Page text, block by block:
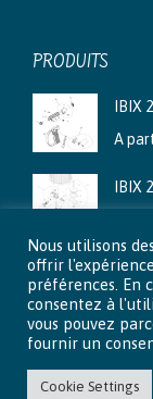
PRODUITS
IBIX
A
IBIX
Ibix 9
A
© 2015 - 2026
Nous utilisons
offrir
préférences. En
consentez à
vous pouvez
fournir un
Cookie Settings